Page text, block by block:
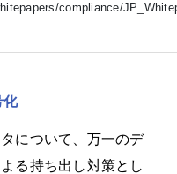
compliance/
化
について、万一のデ
る持ち出し対策とし